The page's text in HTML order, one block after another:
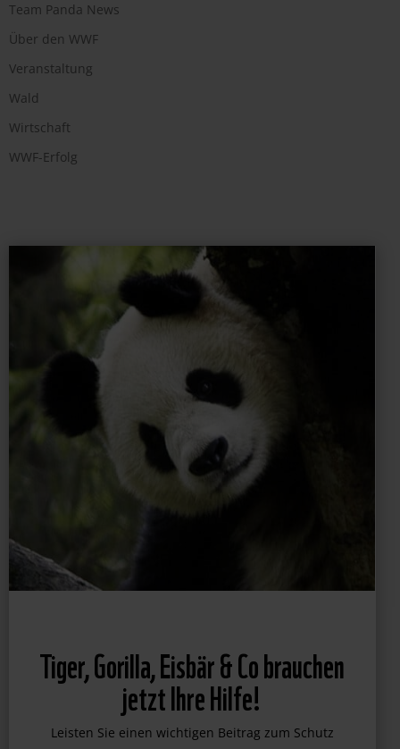
Team Panda News
Über den WWF
Veranstaltung
Wald
Wirtschaft
WWF-Erfolg
Tiger, Gorilla, Eisbär & Co brauchen
jetzt Ihre Hilfe!